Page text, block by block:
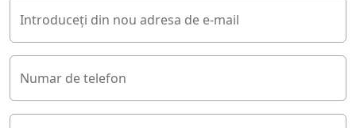
Introduceți din nou adresa de e-mail
Numar de telefon